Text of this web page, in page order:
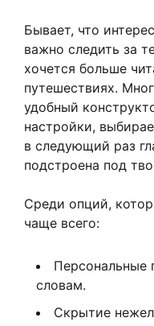
Бывает, что
важно следить за
хочется больше
путешествиях.
удобный
настройки,
в следующий раз
подстроена под
Среди опций,
чаще всего:
Персональные
словам.
Скрытие